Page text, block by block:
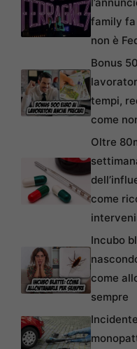
family
non è
Bonus
tempi,
come
Oltre
come
Incubo
come
sempre